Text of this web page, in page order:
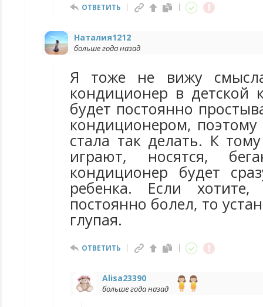
ОТВЕТИТЬ
Наталия1212
больше года назад
Я тоже не вижу смысла
кондиционер в детской
будет постоянно
кондиционером,
стала так делать. К
играют, носятся,
кондиционер будет
ребенка. Если
постоянно болел, то
глупая.
ОТВЕТИТЬ
Alisa23390
больше года назад